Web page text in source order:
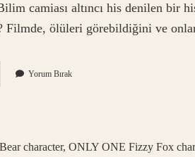
camiası altıncı his denilen bir
Filmde, ölüleri görebildiğini ve
Yorum Bırak
character, ONLY ONE Fizzy Fox